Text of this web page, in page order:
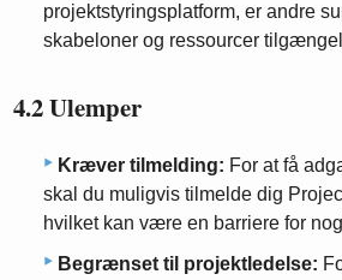
projektstyringsplatform, er andre
skabeloner og ressourcer
4.2 Ulemper
Kræver tilmelding: For at få
skal du muligvis tilmelde dig
hvilket kan være en barriere for
Begrænset til projektledelse: